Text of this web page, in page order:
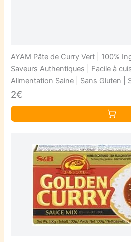
AYAM Pâte de Curry Vert | 100%
Saveurs Authentiques | Facile à
Alimentation Saine | Sans Gluten |
Conservateurs - 185g - 1pc
2€